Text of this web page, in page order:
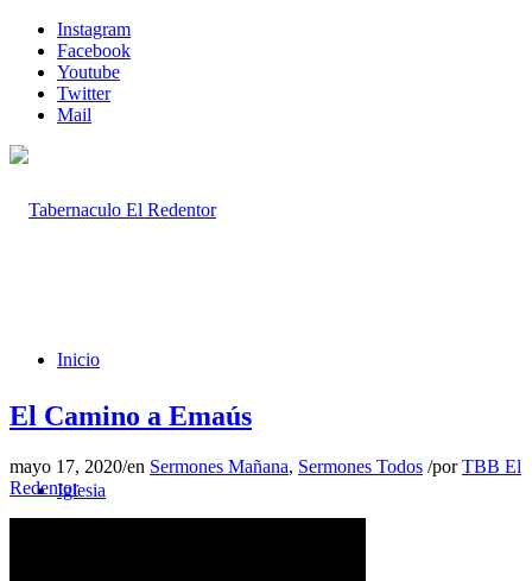
Instagram
Facebook
Youtube
Twitter
Mail
Inicio
Iglesia
El Camino a Emaús
mayo 17, 2020/en Sermones Mañana, Sermones Todos /porTBB El
Redentor